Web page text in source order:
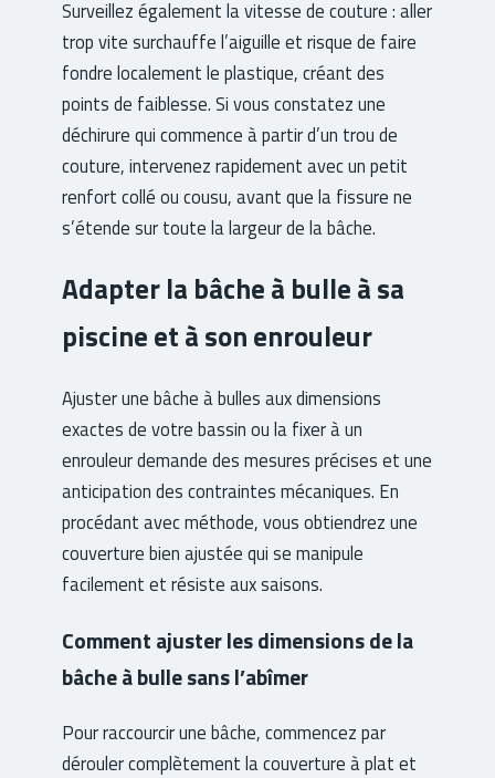
Surveillez également la vitesse de couture : aller
trop vite surchauffe l’aiguille et risque de faire
fondre localement le plastique, créant des
points de faiblesse. Si vous constatez une
déchirure qui commence à partir d’un trou de
couture, intervenez rapidement avec un petit
renfort collé ou cousu, avant que la fissure ne
s’étende sur toute la largeur de la bâche.
Adapter la bâche à bulle à sa
piscine et à son enrouleur
Ajuster une bâche à bulles aux dimensions
exactes de votre bassin ou la fixer à un
enrouleur demande des mesures précises et une
anticipation des contraintes mécaniques. En
procédant avec méthode, vous obtiendrez une
couverture bien ajustée qui se manipule
facilement et résiste aux saisons.
Comment ajuster les dimensions de la
bâche à bulle sans l’abîmer
Pour raccourcir une bâche, commencez par
dérouler complètement la couverture à plat et